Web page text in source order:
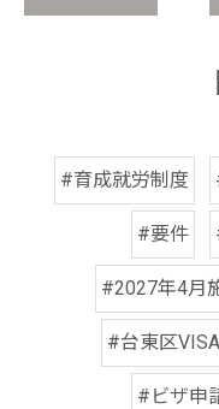
#育成就労制度
#要件
#2027年4月
#台東区
#ビザ申